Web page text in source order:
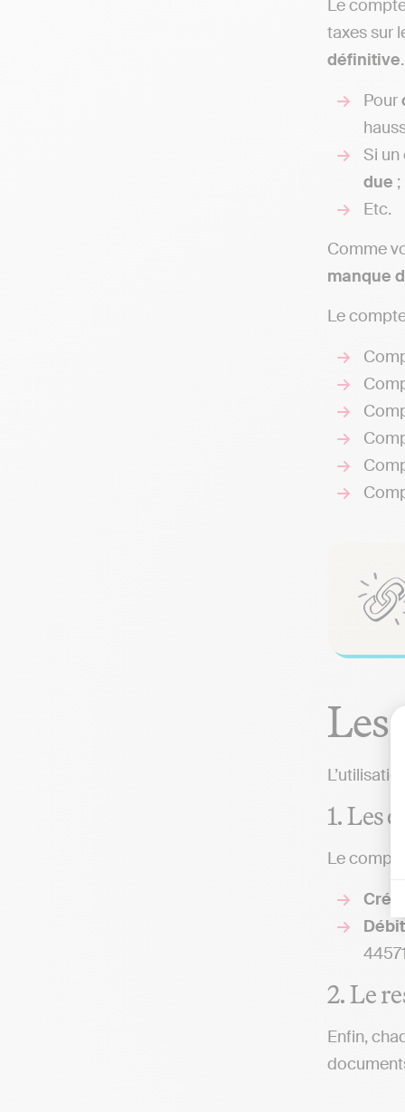
Le
taxes sur
définitive
Pour
Si
due ;
Etc.
Comme
manque
Le
Les
1. Les
Le
2. Le
Enfin,